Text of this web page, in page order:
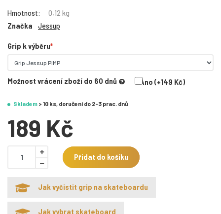
Hmotnost:
0,12 kg
Značka
Jessup
Grip k výběru
Možnost vrácení zboží do 60 dnů Ano (+149 Kč)
Skladem > 10 ks, doručení do 2-3 prac. dnů
189 Kč
Přidat do košíku
Jak vyčistit grip na skateboardu
Jak vybrat skateboard